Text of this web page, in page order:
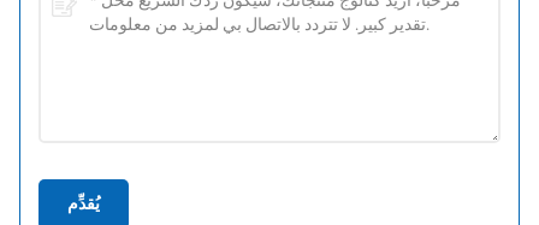
يُقدِّم